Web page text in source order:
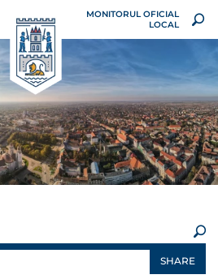
MONITORUL OFICIAL
LOCAL
×
SHARE